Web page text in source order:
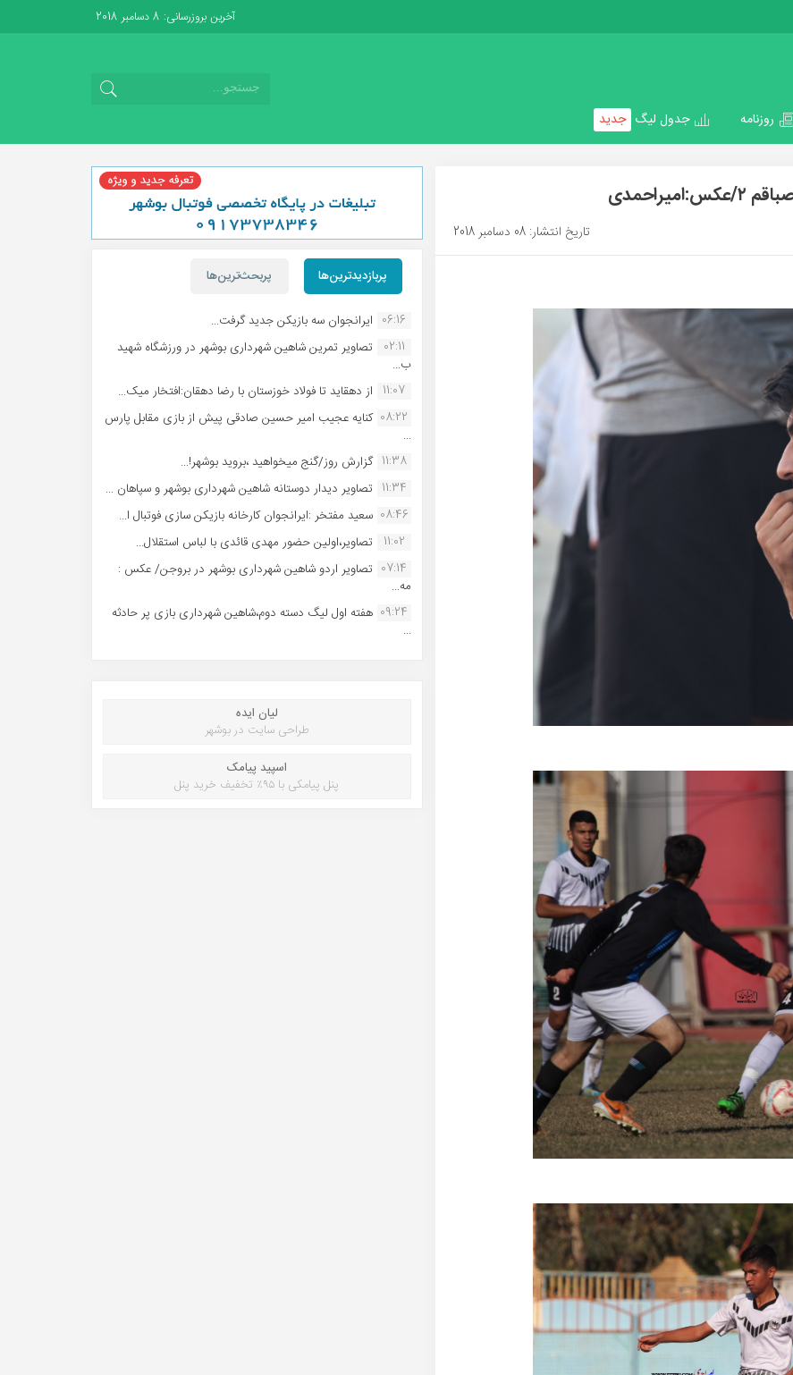
آخرین بروزرسانی: 8 دسامبر 2018
روزنامه جدول لیگ جدید
تاریخ انتشار: 08 دسامبر 2018
پربازدیدترین‌ها پربحث‌ترین‌ها
06:16 ایرانجوان سه بازیکن جدید گرفت...
02:11
تصاویر تمرین شاهین شهردارى بوشهر در ورزشگاه شهید
ب...
11:07 از دهقاید تا فولاد خوزستان با رضا دهقان:افتخار میک...
08:22 کنایه عجیب امیر حسین صادقی پیش از بازی مقابل پارس
...
11:38 گزارش روز/گنج میخواهید ،بروید بوشهر!...
11:34 تصاویر دیدار دوستانه شاهین شهردارى بوشهر و سپاهان ...
08:46 سعید مفتخر :ایرانجوان کارخانه بازیکن سازی فوتبال ا...
11:02
تصاویر،اولین حضور مهدی قائدی با لباس استقلال...
07:14 تصاویر اردو شاهین شهرداری بوشهر در بروجن/ عکس :
مه...
09:24 هفته اول لیگ دسته دوم،شاهین شهرداری بازی پر حادثه
...
لیان ایده
طراحی سایت در بوشهر
اسپید پیامک
پنل پیامکی با ۹۵٪ تخفیف خرید پنل